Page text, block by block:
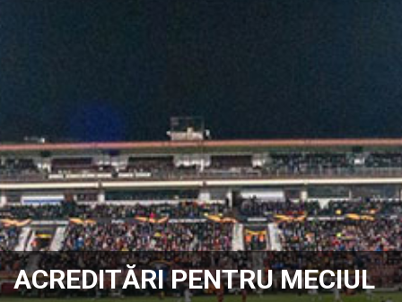
ACREDITĂRI PENTRU MECIUL